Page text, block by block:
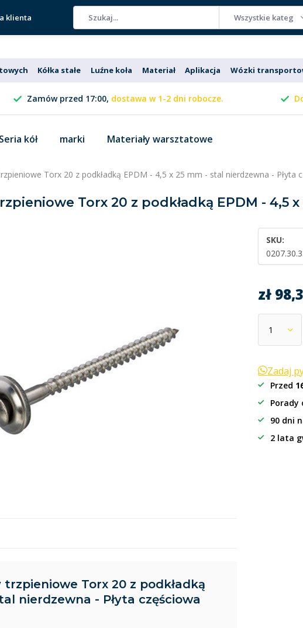
klienta Wszystkie
Kółka stałe Luźne koła Materiał Aplikacja Wózki
Zamów przed 17:00, dostawa w 1-2 dni robocze.
Seria kół marki Materiały warsztatowe
Torx 20 z podkładką EPDM - 4,5 x 25 mm - stal nierdzewna - Płyta
Torx 20 z podkładką EPDM - 4,5
SKU:
zł
Zadaj
Przed
Porady
90 dni
2 lata
Torx 20 z podkładką
nierdzewna - Płyta częściowa